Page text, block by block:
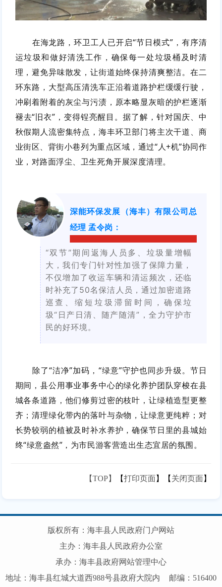
在海龙路，环卫工人已开启“节日模式”，有序清
运垃圾和做好清洗工作，确保每一处垃圾桶及时清
理，避免异味散发，让街道始终保持清爽整洁。在二
环东路，大型高压清洗车正沿着道路护栏缓缓行驶，
冲刷着附着的灰尘与污渍，原本略显灰暗的护栏逐渐
褪去“旧衣”，变得锃亮醒目。据了解，针对国庆、中
秋假期人流密集特点，海丰环卫部门将主次干道、商
业街区、背街小巷列为重点区域，通过“人+机”协同作
业，对路面浮尘、卫生死角开展深度清理。
深能环保发展（海丰）有限公司总
经理 孟令岗 ：
“双节”期间返海人员多、垃圾量增幅
大，我们专门针对性加强了保障力量，
不仅增加了收运车辆和清运频次，还临
时补充了50名保洁人员，通过加密道路
巡查、缩短垃圾滞留时间，确保垃
圾“日产日清、随产随清”，全力守护市
民的好环境。
除了“洁净”加码，“绿意”守护也同步升级。节日
期间，县公用事业事务中心的绿化养护团队穿梭在县
城各条道路，他们修剪过密的枝叶，让绿植造型更整
齐；清理绿化带内的落叶与杂物，让绿意更纯粹；对
长势较弱的植被及时补水养护，确保节日里的县城始
终“绿意盎然”，为市民游客营造出生态宜居的氛围。
【TOP】 【打印页面】【 关闭页面】
版权所有：海丰县人民政府门户网站
主办：海丰县人民政府办公室
承办：海丰县政府网站管理中心
地址：海丰县红城大道西988号县政府大院内
邮编：516400